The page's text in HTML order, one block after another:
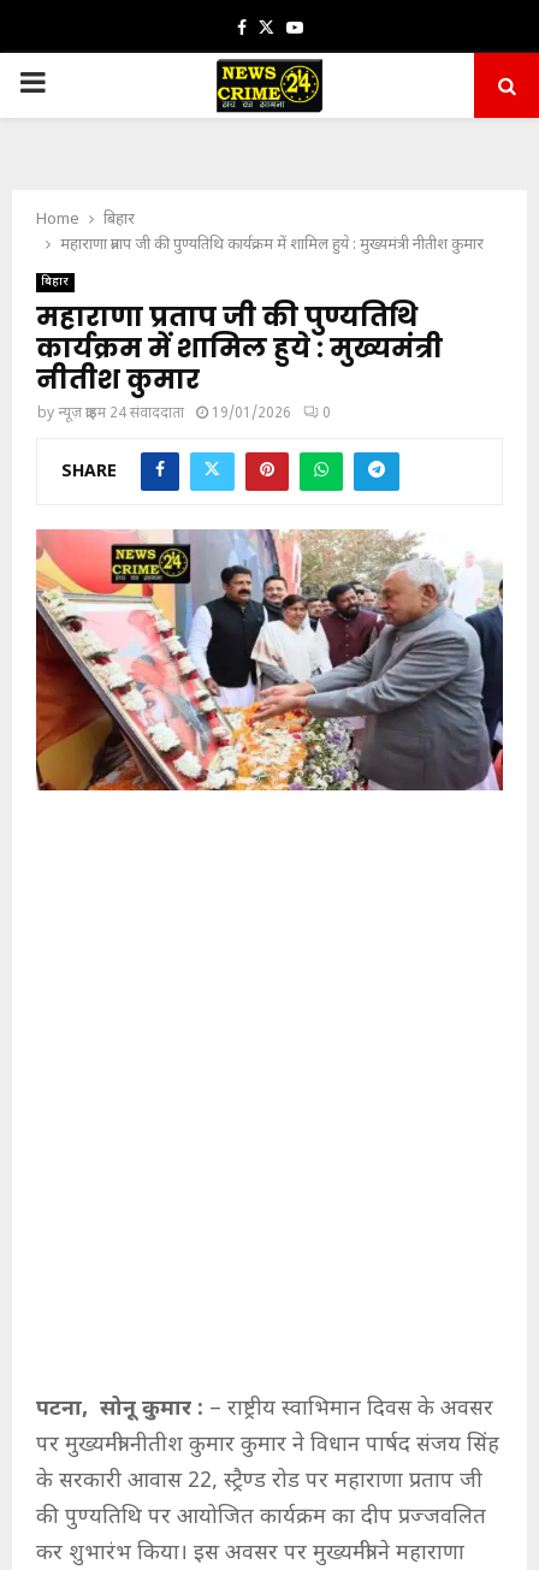
Facebook
TwitterYoutube
PRIMARY
Home
बिहार
महाराणा प्रताप जी की पुण्यतिथि कार्यक्रम में शामिल हुये : मुख्यमंत्री नीतीश कुमार
बिहार
महाराणा प्रताप जी की पुण्यतिथि
कार्यक्रम में शामिल हुये : मुख्यमंत्री
नीतीश कुमार
byन्यूज़ क्राइम 24 संवाददाता 19/01/2026 0
SHARE
पटना, सोनू कुमार : – राष्ट्रीय स्वाभिमान दिवस के अवसर
पर मुख्यमंत्री नीतीश कुमार कुमार ने विधान पार्षद संजय सिंह
के सरकारी आवास 22, स्ट्रैण्ड रोड पर महाराणा प्रताप जी
की पुण्यतिथि पर आयोजित कार्यक्रम का दीप प्रज्जवलित
कर शुभारंभ किया। इस अवसर पर मुख्यमंत्री ने महाराणा